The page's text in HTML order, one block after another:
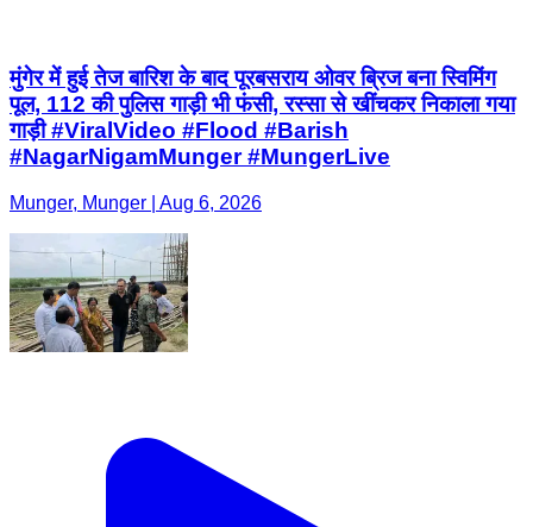
मुंगेर में हुई तेज बारिश के बाद पूरबसराय ओवर ब्रिज बना स्विमिंग
पूल, 112 की पुलिस गाड़ी भी फंसी, रस्सा से खींचकर निकाला गया
गाड़ी #ViralVideo #Flood #Barish
#NagarNigamMunger #MungerLive
Munger, Munger | Aug 6, 2026